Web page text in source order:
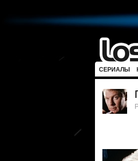
СЕРИАЛЫ